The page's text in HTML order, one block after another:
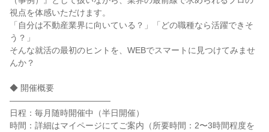
視点を体感いただけます。
「自分は不動産業界に向いている？」「どの職種なら活躍できそ
う？」
そんな就活の最初のヒントを、WEBでスマートに見つけてみませ
んか？
◆ 開催概要
――――――――――――
日程：毎月随時開催中（半日開催）
時間：詳細はマイページにてご案内（所要時間：2〜3時間程度を